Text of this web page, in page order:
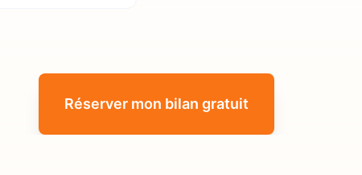
Réserver mon bilan gratuit